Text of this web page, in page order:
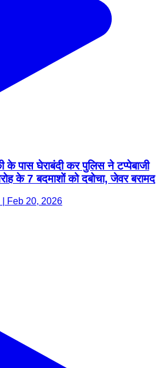
के पास घेराबंदी कर पुलिस ने टप्पेबाजी
के 7 बदमाशों को दबोचा, जेवर बरामद
Feb 20, 2026